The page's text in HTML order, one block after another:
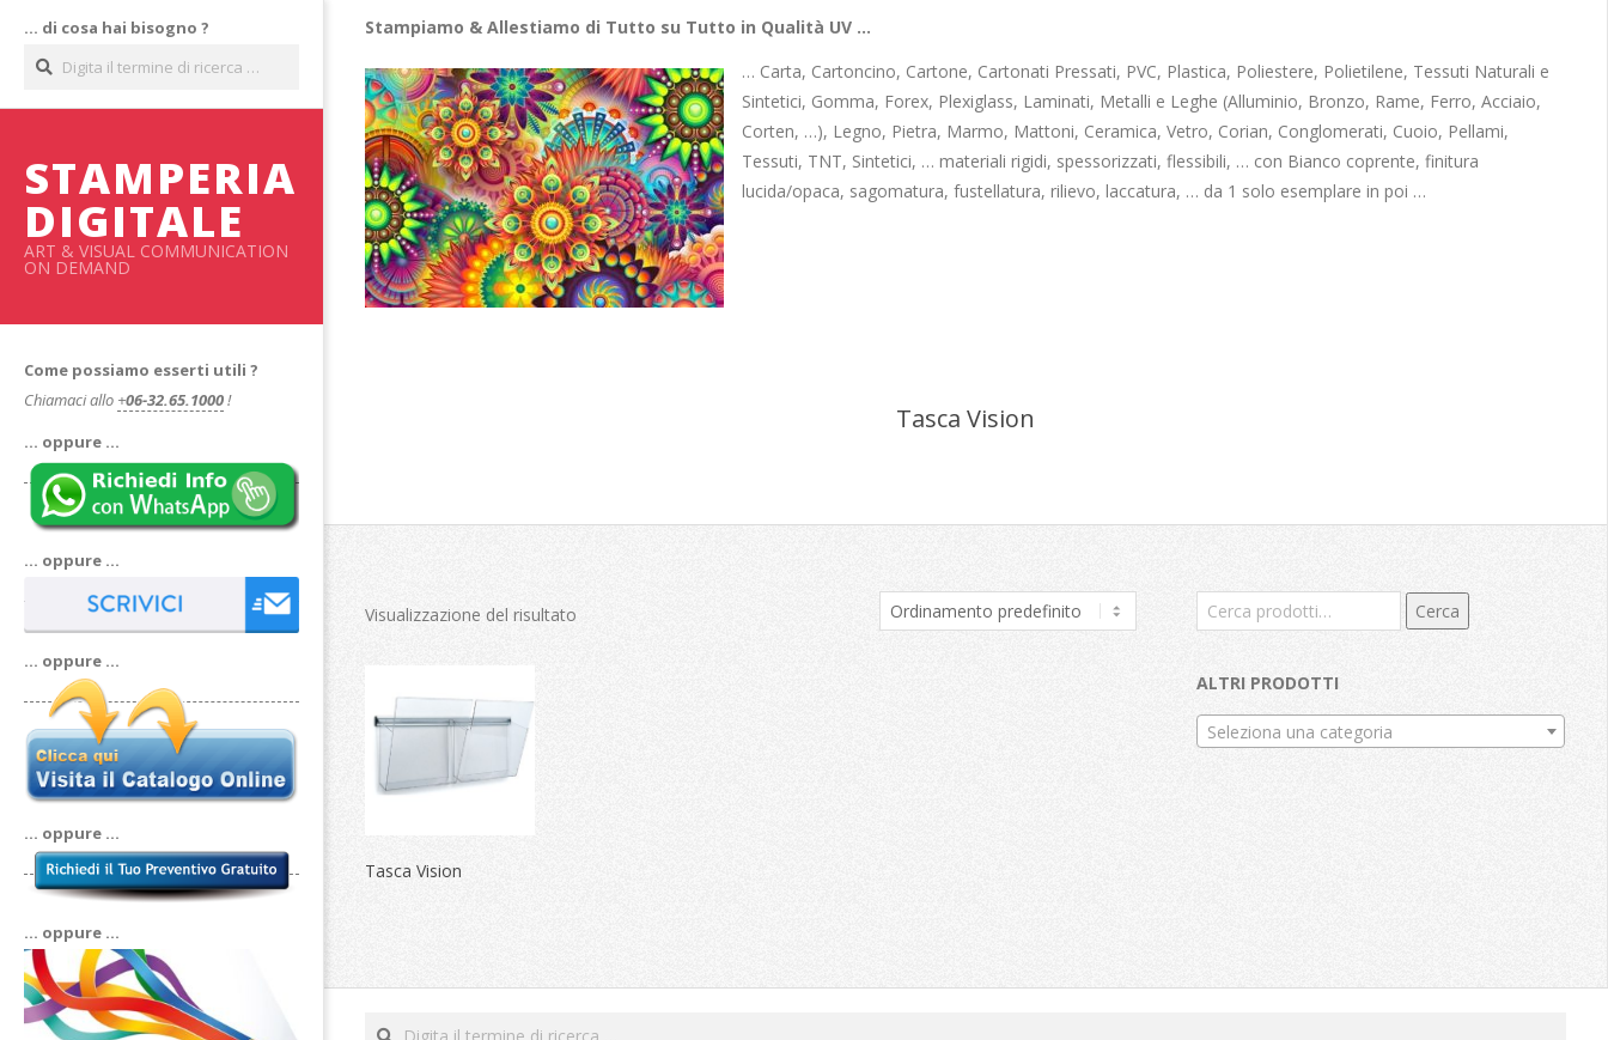
contenuto
… di cosa hai bisogno ?
Cerca
STAMPERIA
DIGITALE
ART & VISUAL COMMUNICATION
ON DEMAND
Come possiamo esserti utili ?
Chiamaci allo +06-32.65.1000!
… oppure …
… oppure …
… oppure …
… oppure …
… oppure …
Stampiamo & Allestiamo di Tutto su Tutto in Qualità UV …
… Carta, Cartoncino, Cartone, Cartonati Pressati, PVC, Plastica, Poliestere, Polietilene, Tessuti Naturali e
Sintetici, Gomma, Forex, Plexiglass, Laminati, Metalli e Leghe (Alluminio, Bronzo, Rame, Ferro, Acciaio,
Corten, …), Legno, Pietra, Marmo, Mattoni, Ceramica, Vetro, Corian, Conglomerati, Cuoio, Pellami,
Tessuti, TNT, Sintetici, … materiali rigidi, spessorizzati, flessibili, … con Bianco coprente, finitura
lucida/opaca, sagomatura, fustellatura, rilievo, laccatura, … da 1 solo esemplare in poi …
Tasca Vision
Visualizzazione del risultato
Tasca Vision
Cerca: Cerca
ALTRI PRODOTTI
Seleziona una categoria